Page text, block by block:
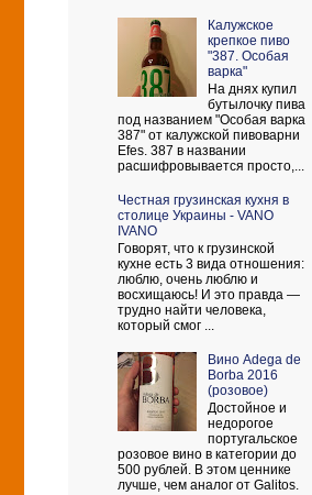
Калужское
крепкое пиво
"387. Особая
варка"
На днях купил
бутылочку пива
под названием "Особая варка
387" от калужской пивоварни
Efes. 387 в названии
расшифровывается просто,...
Честная грузинская кухня в
столице Украины - VANO
IVANO
Говорят, что к грузинской
кухне есть 3 вида отношения:
люблю, очень люблю и
восхищаюсь! И это правда —
трудно найти человека,
который смог ...
Вино Adega de
Borba 2016
(розовое)
Достойное и
недорогое
португальское
розовое вино в категории до
500 рублей. В этом ценнике
лучше, чем аналог от Galitos.